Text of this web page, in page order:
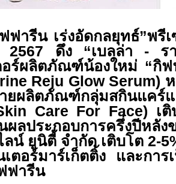
ฟารีน เร่งอัดกลยุทธ์”พรีเ
2567 ดึง “เบลล่า - ร
อร์ผลิตภัณฑ์น้องใหม่ “กิ
Reju Glow Serum)
ยผลิตภัณฑ์กลุ่มสกินแคร์
Care For Face)
เ
ผลประกอบการครึ่งปีห
ลน์ ยูนิตี้ จำกัด เติบโต 2-
เตอร์มาร์เก็ตติ้ง และการ
ฟารีน